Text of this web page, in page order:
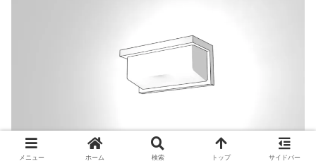
メニュー ホーム 検索 トップ サイドバー